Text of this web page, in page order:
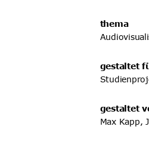
thema
gestaltet
gestaltet
Max Kapp,